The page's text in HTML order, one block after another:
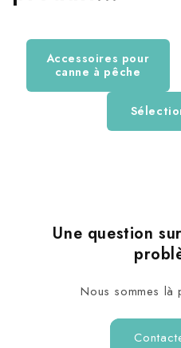
Date d'achat : 07/07/2025
Accessoires pour
canne à pêche
Une question
Nous sommes là